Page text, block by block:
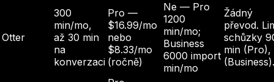
Otter
300
min/mo,
až 30 min
na
konverzaci
Pro —
$16.99/mo
nebo
$8.33/mo
(ročně)
Ne — Pro
1200
min/mo;
Business
6000 import
min/mo
Žádný
převod.
schůzky
min
(Business).